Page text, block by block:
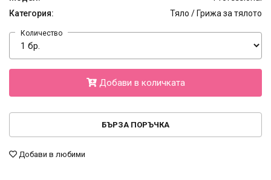
Категория:
Тяло / Грижа за тялото
Количество
Добави в количката
БЪРЗА ПОРЪЧКА
Добави в любими